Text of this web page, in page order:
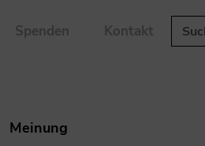
Spenden Kontakt
Meinung